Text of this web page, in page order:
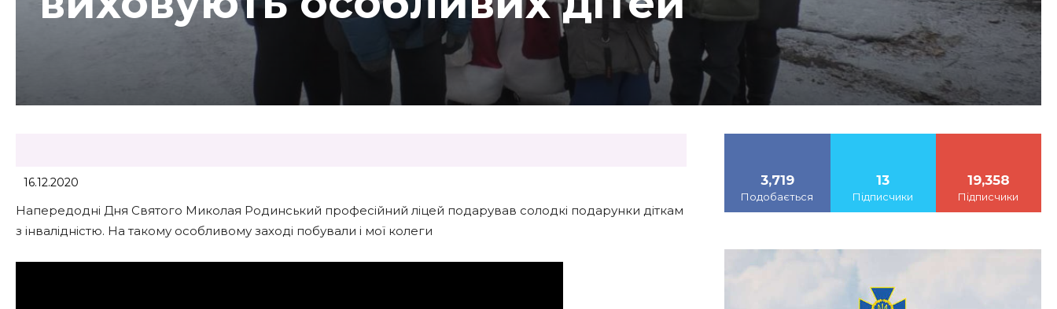
16.12.2020
Напередодні Дня Святого Миколая Родинський професійний ліцей подарував солодкі подарунки діткам
з інвалідністю. На такому особливому заході побували і мої колеги
3,719
Подобається
13
Підписчики
19,358
Підписчики